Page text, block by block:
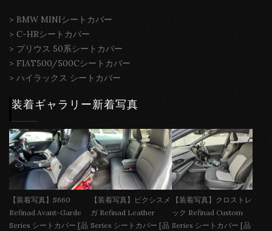
> BMW MINIシートカバー
> C-HRシートカバー
> プリウス 50系シートカバー
> FIAT500/500Cシートカバー
> ハイラックス シートカバー
装着ギャラリー新着写真
【装着写真】S660
Refinad Avant-Garde
Series シートカバー [品
【装着写真】ピクシスメ
ガ Refinad Leather
Series シートカバー [品
【装着写真】クロストレ
ック Refinad Custom
Series シートカバー [品